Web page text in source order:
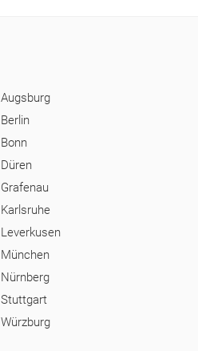
Augsburg
Berlin
Bonn
Düren
Grafenau
Karlsruhe
Leverkusen
München
Nürnberg
Stuttgart
Würzburg